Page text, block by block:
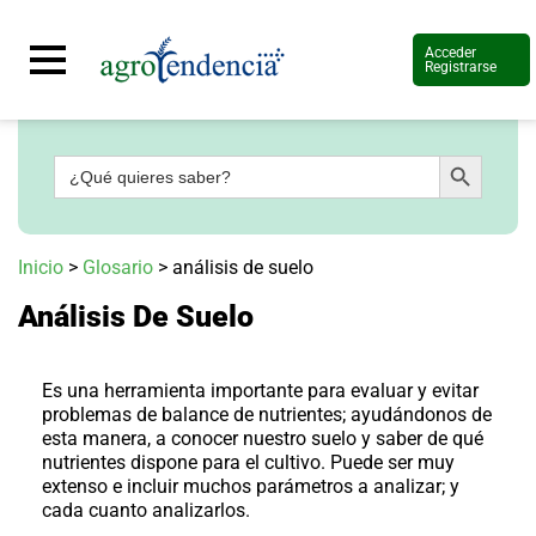
Acceder
Registrarse
Señal
en
más
Agrotendencia
Planes
Glosario
Agroshow
Regístrate
Buscar: Botón de búsqueda
Inicio > Glosario > análisis de suelo
Análisis De Suelo
Es una herramienta importante para evaluar y evitar
problemas de balance de nutrientes; ayudándonos de
esta manera, a conocer nuestro suelo y saber de qué
nutrientes dispone para el cultivo. Puede ser muy
extenso e incluir muchos parámetros a analizar; y
cada cuanto analizarlos.